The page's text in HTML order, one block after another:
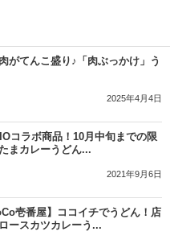
がてんこ盛り♪「肉ぶっかけ」う
2025年4月4日
コラボ商品！10月中旬までの限
まカレーうどん...
2021年9月6日
壱番屋】ココイチでうどん！店
ースカツカレーう...